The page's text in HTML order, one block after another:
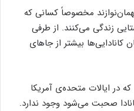
مخصوصاً كسانی كه
زندگی می‌کنند. از طرفی
بیشتر از جاهای
در ایالات متحده‌ی آمریكا
صحبت می‌شود وجود ندارد.